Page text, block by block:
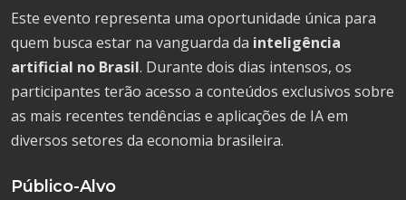
Este evento representa uma oportunidade única para
quem busca estar na vanguarda da inteligência
artificial no Brasil. Durante dois dias intensos, os
participantes terão acesso a conteúdos exclusivos sobre
as mais recentes tendências e aplicações de IA em
diversos setores da economia brasileira.
Público-Alvo